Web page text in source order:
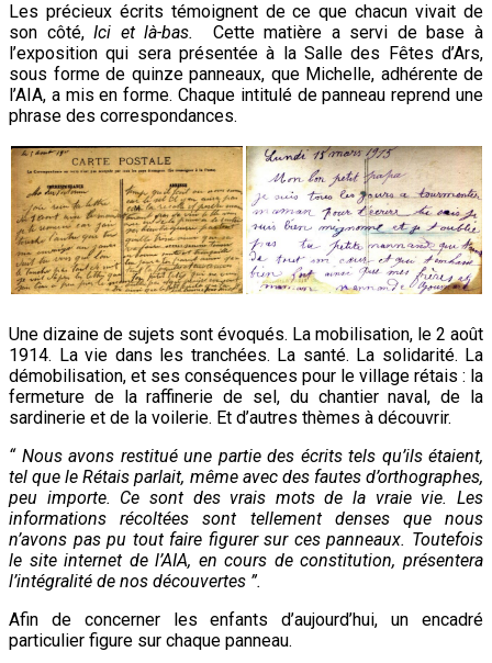
Les précieux écrits témoignent de ce que chacun vivait de
son côté,Ici et là-bas.
Cette matière a servi de base à
l’exposition qui sera présentée à la Salle des Fêtes d’Ars,
sous forme de quinze panneaux, que Michelle, adhérente de
l’AIA, a mis en forme. Chaque intitulé de panneau reprend une
phrase des correspondances.
Une dizaine de sujets sont évoqués. La mobilisation, le 2 août
1914. La vie dans les tranchées. La santé. La solidarité. La
démobilisation, et ses conséquences pour le village rétais : la
fermeture de la raffinerie de sel, du chantier naval, de la
sardinerie et de la voilerie. Et d’autres thèmes à découvrir.
“ Nous avons restitué une partie des écrits tels qu’ils étaient,
tel que le Rétais parlait, même avec des fautes d’orthographes,
peu importe. Ce sont des vrais mots de la vraie vie. Les
informations récoltées sont tellement denses que nous
n’avons pas pu tout faire figurer sur ces panneaux. Toutefois
le site internet de l’AIA, en cours de constitution, présentera
l’intégralité de nos découvertes ”.
Afin de concerner les enfants d’aujourd’hui, un encadré
particulier figure sur chaque panneau.